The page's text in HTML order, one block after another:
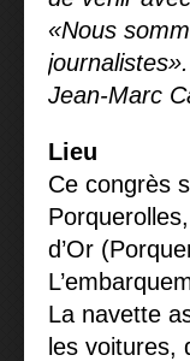
«Nous
Jean-Marc
Lieu
Ce congrès
d’Or
La navette
les voitures,